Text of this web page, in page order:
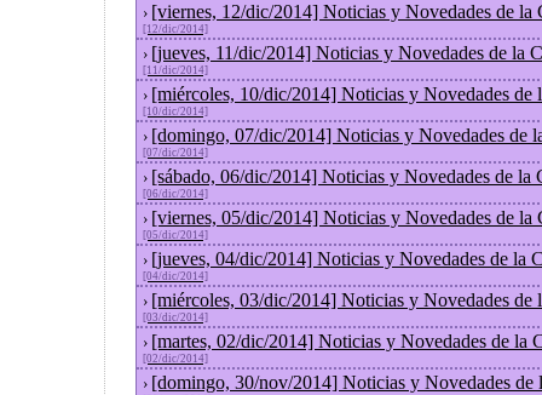
› [viernes, 12/dic/2014] Noticias y Novedades de la
[12/dic/2014]
› [jueves, 11/dic/2014] Noticias y Novedades de la
[11/dic/2014]
› [miércoles, 10/dic/2014] Noticias y Novedades de
[10/dic/2014]
› [domingo, 07/dic/2014] Noticias y Novedades de
[07/dic/2014]
› [sábado, 06/dic/2014] Noticias y Novedades de la
[06/dic/2014]
› [viernes, 05/dic/2014] Noticias y Novedades de la
[05/dic/2014]
› [jueves, 04/dic/2014] Noticias y Novedades de la
[04/dic/2014]
› [miércoles, 03/dic/2014] Noticias y Novedades de
[03/dic/2014]
› [martes, 02/dic/2014] Noticias y Novedades de la
[02/dic/2014]
› [domingo, 30/nov/2014] Noticias y Novedades de